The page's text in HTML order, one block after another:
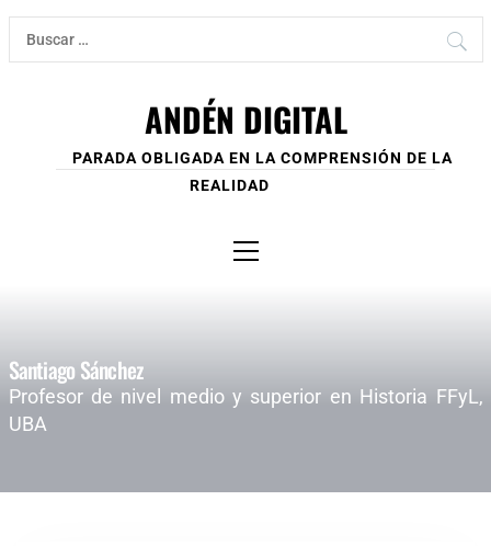
Ir
contenido
Buscar:
ANDÉN DIGITAL
PARADA OBLIGADA EN LA COMPRENSIÓN DE LA
REALIDAD
principal
Santiago Sánchez
Profesor de nivel medio y superior en Historia FFyL,
UBA